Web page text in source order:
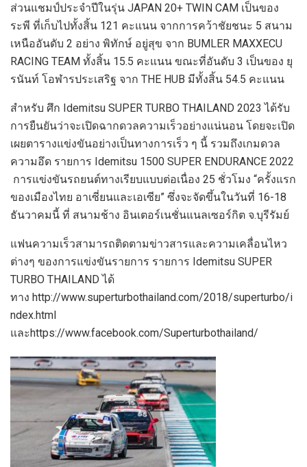
ส่วนแชมป์ประจำปีในรุ่น JAPAN 20+ TWIN CAM เป็นของ
ระพี ที่เก็บไปทั้งสิ้น 121 คะแนน จากการคว้าชัยชนะ 5 สนาม
เหนืออันดับ 2 อย่าง พิทักษ์ อยู่สุข จาก BUMLER MAXXECU
RACING TEAM ทั้งสิ้น 15.5 คะแนน ขณะที่อันดับ 3 เป็นของ ยุ
รนันท์ โอฬารประเสริฐ จาก THE HUB มีทั้งสิ้น 54.5 คะแนน
สำหรับ ศึก Idemitsu SUPER TURBO THAILAND 2023 ได้รับ
การยืนยันว่าจะเปิดฉากดวลความเร็วอย่างแน่นอน โดยจะเปิด
เผยตารางแข่งขันอย่างเป็นทางการเร็ว ๆ นี้ รวมถึงเกมดวล
ความอึด รายการ Idemitsu 1500 SUPER ENDURANCE 2022
การแข่งขันรถยนต์ทางเรียบแบบต่อเนื่อง 25 ชั่วโมง “ครั้งแรก
ของเมืองไทย อาเซี่ยนและเอเซีย” ซึ่งจะจัดขึ้นในวันที่ 16-18
ธันวาคมนี้ ที่ สนามช้าง อินเตอร์เนชั่นแนลเซอร์กิต จ.บุรีรัมย์
แฟนความเร็วสามารถติดตามข่าวสารและความเคลื่อนไหว
ต่างๆ ของการแข่งขันรายการ รายการ Idemitsu SUPER
TURBO THAILAND ได้
ทาง http://www.superturbothailand.com/2018/superturbo/i
ndex.html
และhttps://www.facebook.com/Superturbothailand/